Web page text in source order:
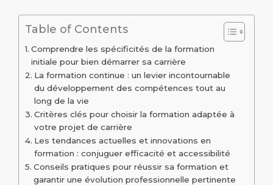
Table of Contents
Comprendre les spécificités de la formation
initiale pour bien démarrer sa carrière
La formation continue : un levier incontournable
du développement des compétences tout au
long de la vie
Critères clés pour choisir la formation adaptée à
votre projet de carrière
Les tendances actuelles et innovations en
formation : conjuguer efficacité et accessibilité
Conseils pratiques pour réussir sa formation et
garantir une évolution professionnelle pertinente